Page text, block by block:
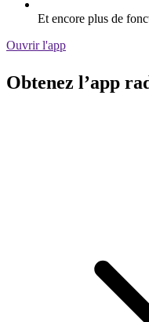
Et encore plus de
Ouvrir l'app
Obtenez l’app